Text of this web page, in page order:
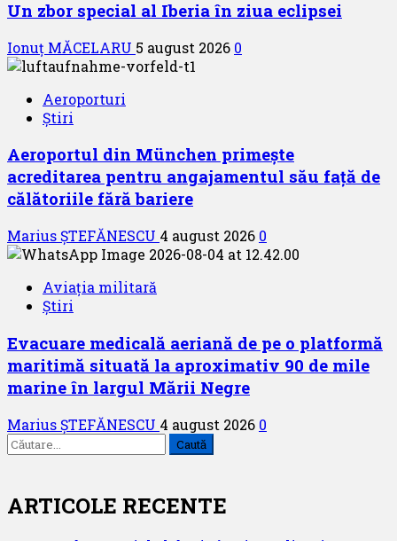
Un zbor special al Iberia în ziua eclipsei
Ionuț MĂCELARU 5 august 2026 0
Aeroporturi
Știri
Aeroportul din München primește
acreditarea pentru angajamentul său față de
călătoriile fără bariere
Marius ȘTEFĂNESCU 4 august 2026 0
Aviația militară
Știri
Evacuare medicală aeriană de pe o platformă
maritimă situată la aproximativ 90 de mile
marine în largul Mării Negre
Marius ȘTEFĂNESCU 4 august 2026 0
Caută
după:
ARTICOLE RECENTE